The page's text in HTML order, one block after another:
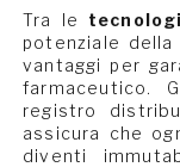
Tra le
potenziale della
vantaggi per
farmaceutico.
registro
assicura che
diventi